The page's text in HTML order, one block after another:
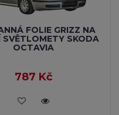
FOLIE GRIZZ NA
SVĚTLOMETY SKODA
OCTAVIA
787 Kč
DO KOŠÍKU